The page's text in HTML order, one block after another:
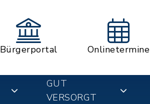
Bürgerportal Onlinetermine
GUT
VERSORGT